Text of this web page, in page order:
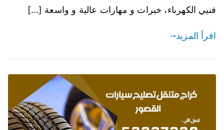
فنيي الكهرباء، خبرات و مهارات عالية و واسعة […]
اقرأ المزيد